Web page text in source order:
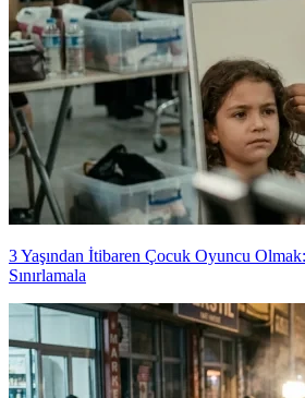
3 Yaşından İtibaren Çocuk Oyuncu
Sınırlamala